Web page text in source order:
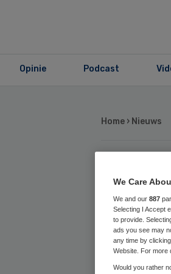
Opinie Podcast
Home › Nieuws
pact
We Care
We and our 887
Selecting I Accept
to provide.
ads you see may
any time by
Website. For more
Would you rather